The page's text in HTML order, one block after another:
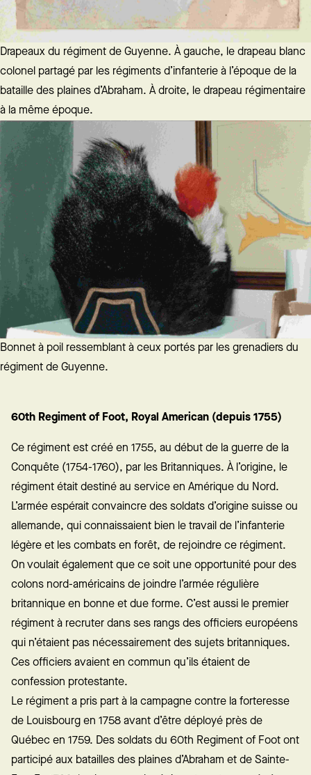
Drapeaux du régiment de Guyenne. À gauche, le drapeau blanc
colonel partagé par les régiments d’infanterie à l’époque de la
bataille des plaines d’Abraham. À droite, le drapeau régimentaire
à la même époque.
Bonnet à poil ressemblant à ceux portés par les grenadiers du
régiment de Guyenne.
60th Regiment of Foot, Royal American (depuis 1755)
Ce régiment est créé en 1755, au début de la guerre de la
Conquête (1754-1760), par les Britanniques. À l’origine, le
régiment était destiné au service en Amérique du Nord.
L’armée espérait convaincre des soldats d’origine suisse ou
allemande, qui connaissaient bien le travail de l’infanterie
légère et les combats en forêt, de rejoindre ce régiment.
On voulait également que ce soit une opportunité pour des
colons nord-américains de joindre l’armée régulière
britannique en bonne et due forme. C’est aussi le premier
régiment à recruter dans ses rangs des officiers européens
qui n’étaient pas nécessairement des sujets britanniques.
Ces officiers avaient en commun qu’ils étaient de
confession protestante.
Le régiment a pris part à la campagne contre la forteresse
de Louisbourg en 1758 avant d’être déployé près de
Québec en 1759. Des soldats du 60th Regiment of Foot ont
participé aux batailles des plaines d’Abraham et de Sainte-